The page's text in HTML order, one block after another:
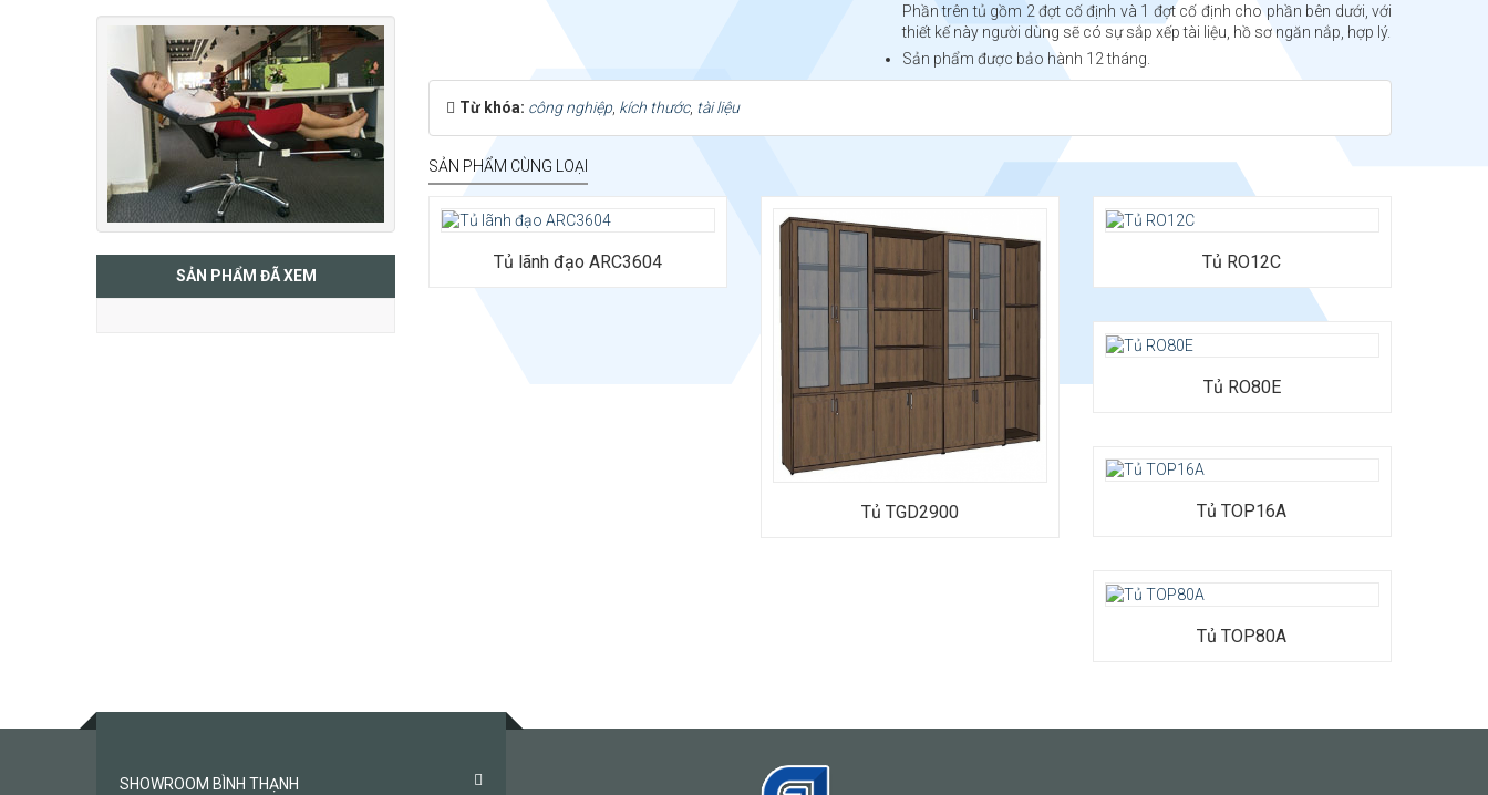
Phần trên tủ gồm 2 đợt cố định và 1 đợt cố định cho phần bên dưới, với
thiết kế này người dùng sẽ có sự sắp xếp tài liệu, hồ sơ ngăn nắp, hợp lý.
Sản phẩm được bảo hành 12 tháng.
Từ khóa: công nghiệp kích thước, tài liệu
SẢN PHẨM CÙNG LOẠI
Tủ lãnh đạo ARC3604
Kiểu dáng: Tủ hồ sơ cao cấp
Chất liệu: MFC phủ melamine
Kích thước: Rộng 2900 x Sâu 500 x Cao
2420
Bảo hành: 12 tháng
Tủ TGD2900
Tủ RO12C
Tủ RO80E
Tủ TOP16A
Tủ TOP80A
SẢN PHẨM ĐÃ XEM
SHOWROOM BÌNH THẠNH